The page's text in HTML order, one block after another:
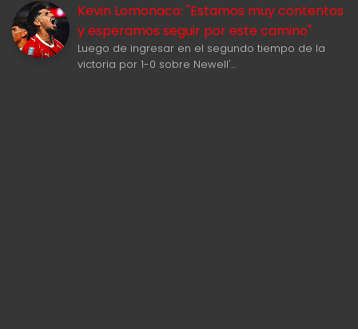
Kevin Lomonaco: "Estamos muy contentos
y esperamos seguir por este camino"
Luego de ingresar en el segundo tiempo de la
victoria por 1-0 sobre Newell'…